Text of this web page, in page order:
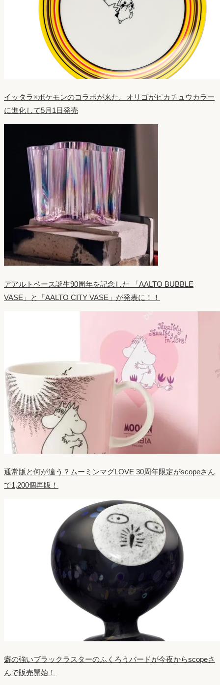
イッタラ×ポケモンのコラボが来た。オリゴがピカチュウカラー
に進化して5月1日発売
アアルトベース誕生90周年を記念した 「AALTO BUBBLE
VASE」と「AALTO CITY VASE」が発表に！！
通常版と何が違う？ムーミンマグLOVE 30周年限定がscopeさん
で1,200個再販！
癖の強いブラックラスターのふくろうバードが今夜からscopeさ
んで販売開始！